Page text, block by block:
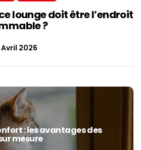
lounge doit être l’endroit
?
Avril 2026
: les avantages des
mesure